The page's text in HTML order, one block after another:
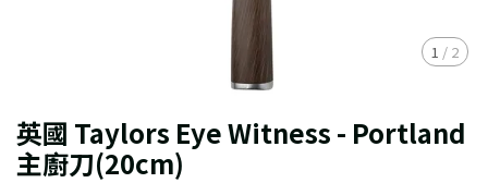
1 / 2
英國 Taylors Eye Witness - Portland
主廚刀(20cm)